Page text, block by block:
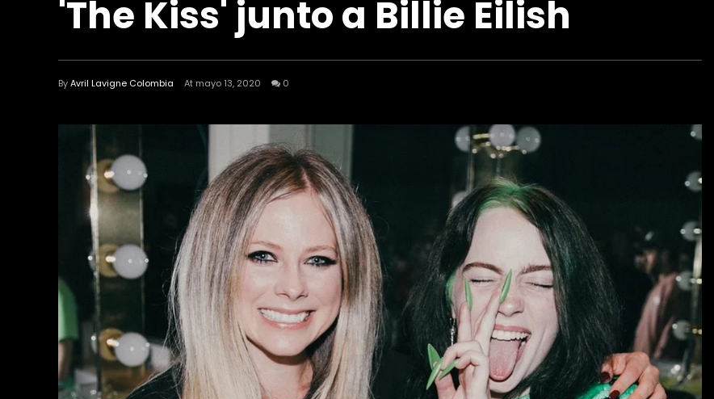
'The Kiss' junto a Billie Eilish
ByAvril Lavigne Colombia At mayo 13, 2020 0